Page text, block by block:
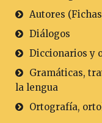
Autores
Diálogos
Diccionarios y
Gramáticas,
la lengua
Ortografía,